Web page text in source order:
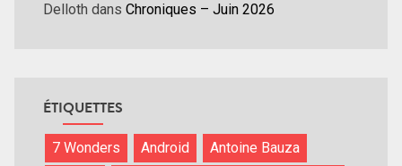
Delloth dans Chroniques – Juin 2026
ÉTIQUETTES
7 Wonders Android
Antoine Bauza